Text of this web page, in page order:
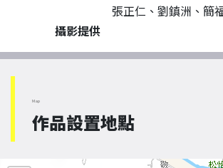
張正仁、劉鎮洲、簡
攝影提供
Map
作品設置地點